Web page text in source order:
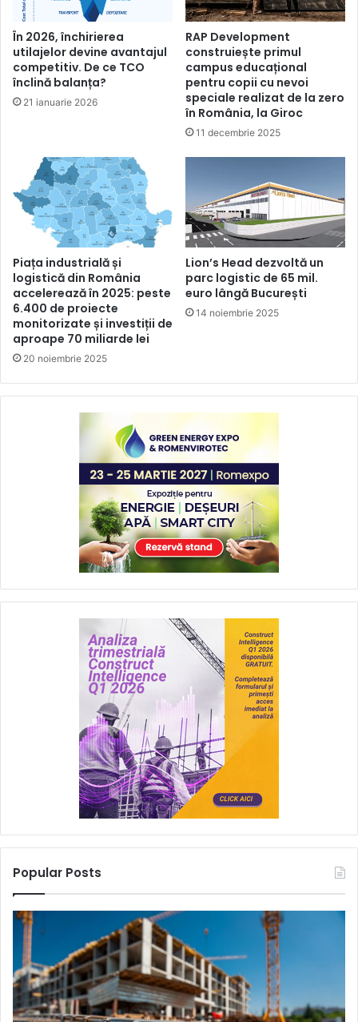
În 2026, închirierea
utilajelor devine avantajul
competitiv. De ce TCO
înclină balanța?
21 ianuarie 2026
RAP Development
construiește primul
campus educațional
pentru copii cu nevoi
speciale realizat de la zero
în România, la Giroc
11 decembrie 2025
Piața industrială și
logistică din România
accelerează în 2025: peste
6.400 de proiecte
monitorizate și investiții de
aproape 70 miliarde lei
20 noiembrie 2025
Lion’s Head dezvoltă un
parc logistic de 65 mil.
euro lângă București
14 noiembrie 2025
Popular Posts